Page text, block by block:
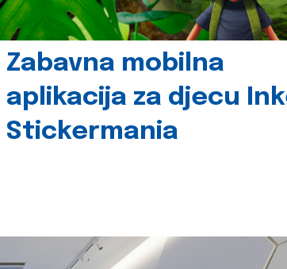
Zabavna mobilna
aplikacija za djecu
Stickermania